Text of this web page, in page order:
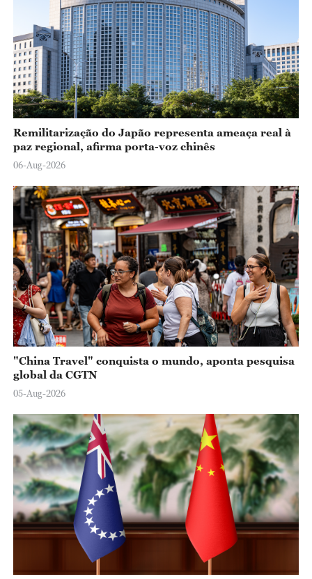
e
o
Remilitarização do Japão representa ameaça real à
paz regional, afirma porta-voz chinês
06-Aug-2026
"China Travel" conquista o mundo, aponta pesquisa
global da CGTN
05-Aug-2026